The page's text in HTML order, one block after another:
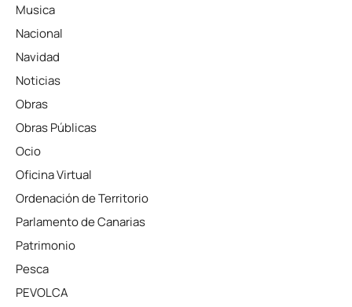
Musica
Nacional
Navidad
Noticias
Obras
Obras Públicas
Ocio
Oficina Virtual
Ordenación de Territorio
Parlamento de Canarias
Patrimonio
Pesca
PEVOLCA